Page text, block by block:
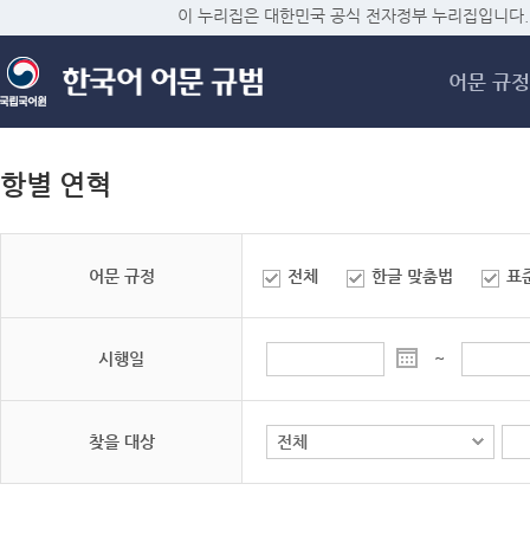
메
이 누리집은 대한민국 공식 전자정부 누리집입니다.
어문 규정
항별 연혁
어문 규정 전체 한글 맞춤법 표
시행일 ~
찾을 대상